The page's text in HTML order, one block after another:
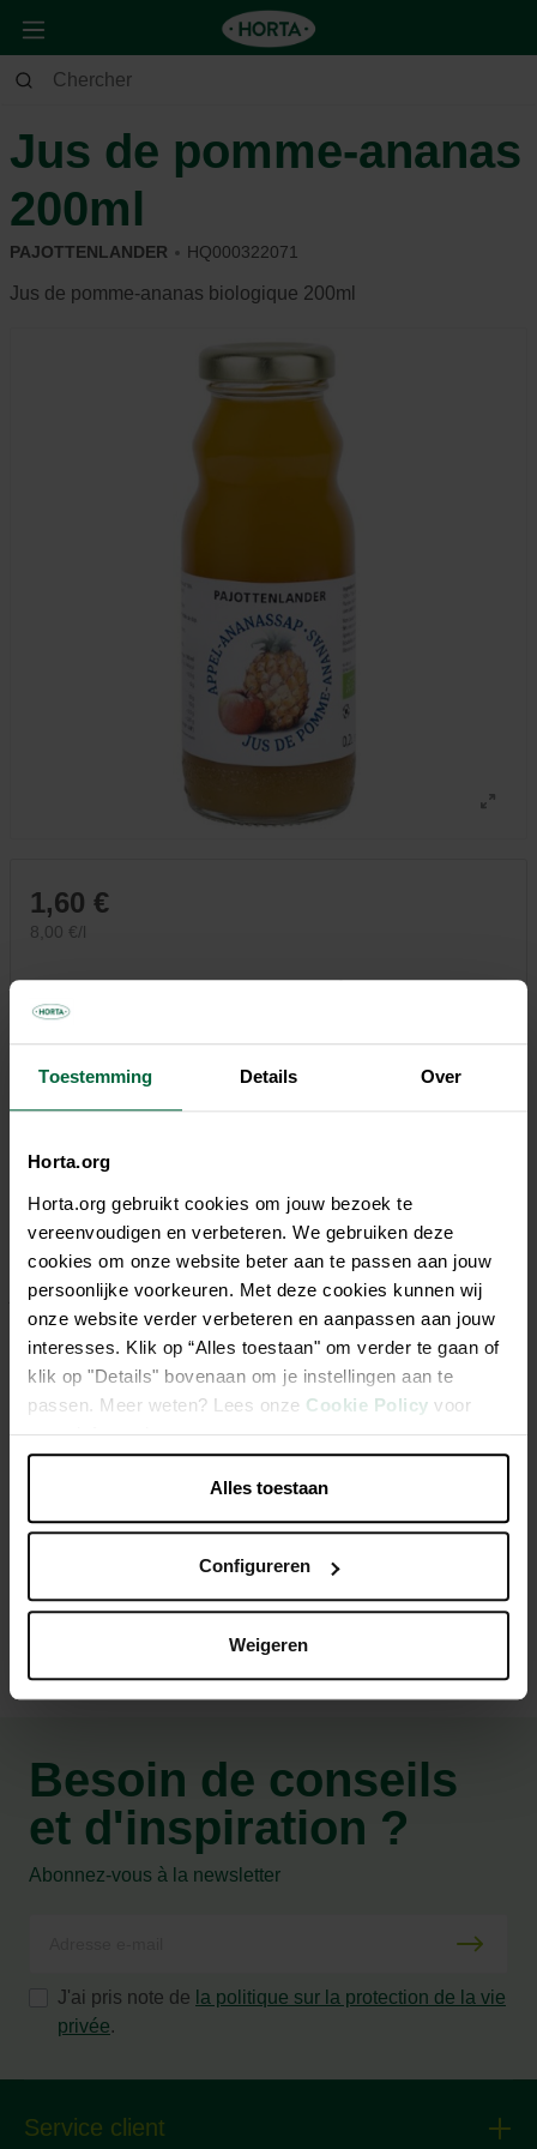
Toestemming Details Over
Horta.org
Horta.org gebruikt cookies om jouw bezoek te
vereenvoudigen en verbeteren. We gebruiken deze
cookies om onze website beter aan te passen aan jouw
persoonlijke voorkeuren. Met deze cookies kunnen wij
onze website verder verbeteren en aanpassen aan jouw
interesses. Klik op “Alles toestaan" om verder te gaan of
klik op "Details" bovenaan om je instellingen aan te
passen. Meer weten? Lees onze Cookie Policy voor
meer informatie.
Alles toestaan
Configureren
Weigeren
Maison & Déco
Jus de pomme-ananas
200ml
PAJOTTENLANDER HQ000322071
Jus de pomme-ananas biologique 200ml
1,60 €
8,00 €/l
Pajottenlander est une marque belge spécialisée dans la
culture, la transformation et le commerce de fruits
biologiques. La gamme Pajottenlander comprend différents
jus de fruits et de légumes ainsi que des préparations de
fruits. Tous les produits sont fabriqués avec savoir-faire,
passion et commerce équitable. Des fruits purs, des jus purs
et du pur plaisir.
Besoin de conseils
et d'inspiration ?
Abonnez-vous à la newsletter
J'ai pris note de la politique sur la protection de la vie
privée.
Service client